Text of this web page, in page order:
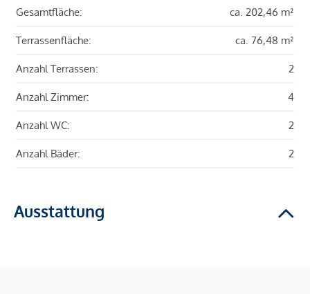
Gesamtfläche: ca. 202,46 m²
Terrassenfläche: ca. 76,48 m²
Anzahl Terrassen: 2
Anzahl Zimmer: 4
Anzahl WC: 2
Anzahl Bäder: 2
Ausstattung